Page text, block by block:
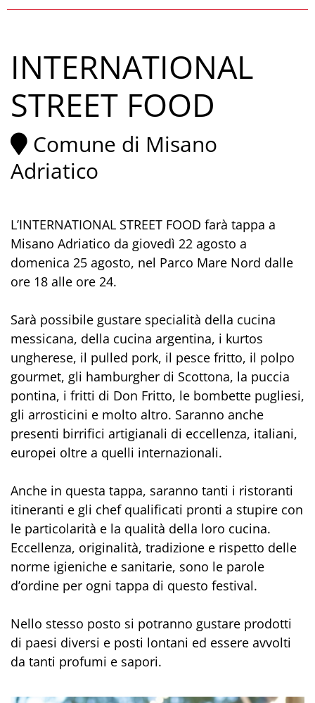
INTERNATIONAL
STREET FOOD
Comune di Misano
Adriatico
L’INTERNATIONAL STREET FOOD farà tappa a
Misano Adriatico da giovedì 22 agosto a
domenica 25 agosto, nel Parco Mare Nord dalle
ore 18 alle ore 24.
Sarà possibile gustare specialità della cucina
messicana, della cucina argentina, i kurtos
ungherese, il pulled pork, il pesce fritto, il polpo
gourmet, gli hamburgher di Scottona, la puccia
pontina, i fritti di Don Fritto, le bombette pugliesi,
gli arrosticini e molto altro. Saranno anche
presenti birrifici artigianali di eccellenza, italiani,
europei oltre a quelli internazionali.
Anche in questa tappa, saranno tanti i ristoranti
itineranti e gli chef qualificati pronti a stupire con
le particolarità e la qualità della loro cucina.
Eccellenza, originalità, tradizione e rispetto delle
norme igieniche e sanitarie, sono le parole
d’ordine per ogni tappa di questo festival.
Nello stesso posto si potranno gustare prodotti
di paesi diversi e posti lontani ed essere avvolti
da tanti profumi e sapori.